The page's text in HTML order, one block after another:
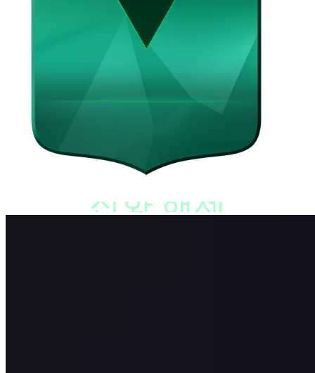
진화 해제